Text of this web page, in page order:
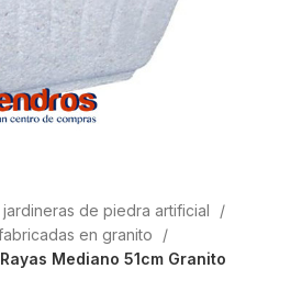
de piedra artificial
en granito
Mediano 51cm Granito